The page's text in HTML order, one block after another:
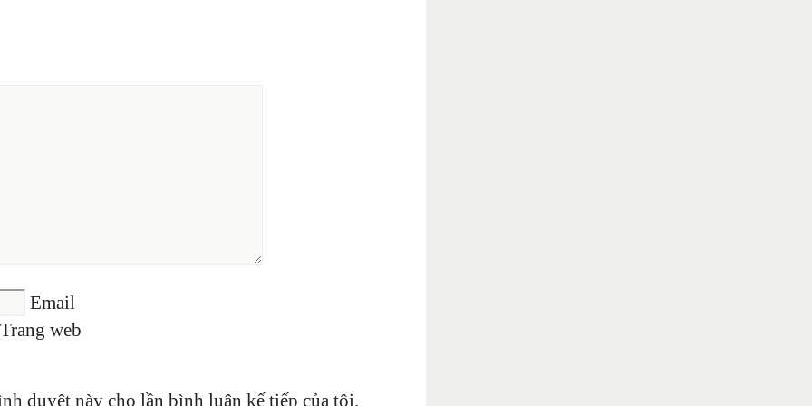
Email
Trang web
duyệt này cho lần bình luận kế tiếp của tôi.